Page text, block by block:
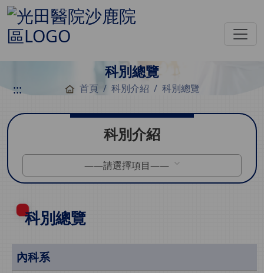
科別總覽
::: 首頁 科別介紹 科別總覽
科別介紹
——請選擇項目——
科別總覽
內科系